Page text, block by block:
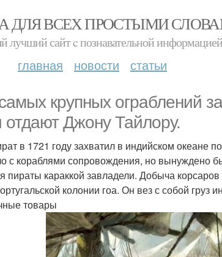
ДЛЯ ВСЕХ ПРОСТЫМИ
лучший сайт c познавательной
главная новости статьи
крупных ограблений
отдают Джону Тайлору.
в 1721 году захватил в индийском океане
с кораблями сопровождения, но вынуждено
пираты караккой завладели. Добыча
колонии гоа. Он вез с собой
товары